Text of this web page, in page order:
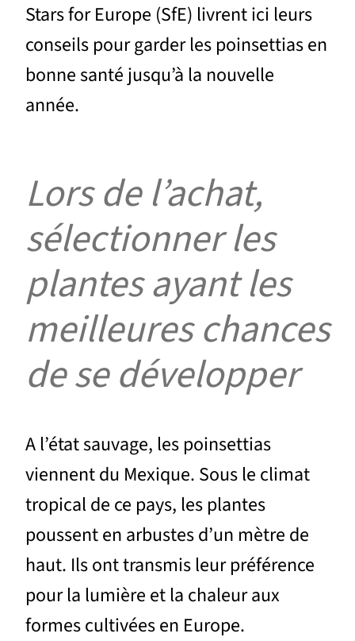
Stars for Europe (SfE) livrent ici leurs
conseils pour garder les poinsettias en
bonne santé jusqu’à la nouvelle
année.
Lors de l’achat,
sélectionner les
plantes ayant les
meilleures chances
de se développer
A l’état sauvage, les poinsettias
viennent du Mexique. Sous le climat
tropical de ce pays, les plantes
poussent en arbustes d’un mètre de
haut. Ils ont transmis leur préférence
pour la lumière et la chaleur aux
formes cultivées en Europe.